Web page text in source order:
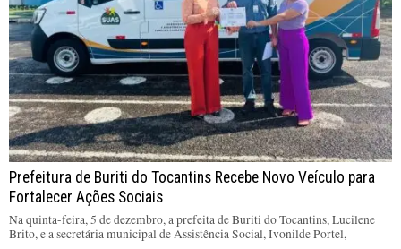
Prefeitura de Buriti do Tocantins Recebe Novo Veículo para
Fortalecer Ações Sociais
Na quinta-feira, 5 de dezembro, a prefeita de Buriti do Tocantins, Lucilene
Brito, e a secretária municipal de Assistência Social, Ivonilde Portel,